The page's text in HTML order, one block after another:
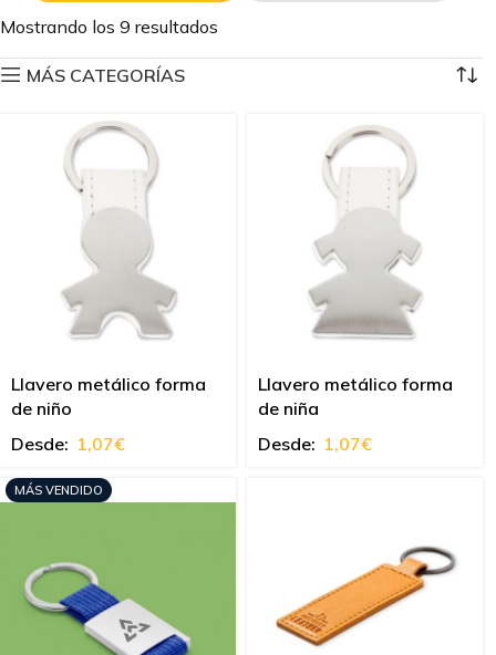
Mostrando los 9 resultados
MÁS CATEGORÍAS
Llavero metálico forma
de niño
Desde: 1,07€
Llavero metálico forma
de niña
Desde: 1,07€
MÁS VENDIDO